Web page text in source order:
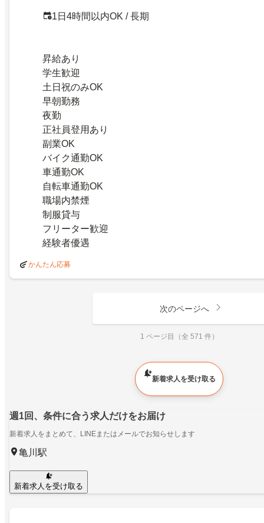
1日4時間以内OK / 長期
昇給あり
学生歓迎
土日祝のみOK
早朝勤務
夜勤
正社員登用あり
副業OK
バイク通勤OK
車通勤OK
自転車通勤OK
職場内禁煙
制服貸与
フリーター歓迎
経験者優遇
かんたん応募
次のページへ
1 ページ目（全 571 件）
新着求人を受け取る
週1回、条件に合う求人だけをお届け
新着求人をまとめて、LINEまたはメールでお知らせします
亀川駅
新着求人を受け取る